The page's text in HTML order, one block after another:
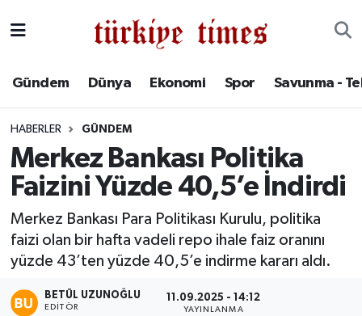
Gündem Dünya Ekonomi Spor Savunma -
HABERLER GÜNDEM
Merkez Bankası Politika
Faizini Yüzde 40,5’e İndirdi
Merkez Bankası Para Politikası Kurulu, politika
faizi olan bir hafta vadeli repo ihale faiz oranını
yüzde 43’ten yüzde 40,5’e indirme kararı aldı.
BETÜL UZUNOĞLU
EDITÖR
11.09.2025 - 14:12
YAYINLANMA
Spor
Savunma - Teknoloji
Kültür - Sanat
Yaşam
Süper Lig Puan Durumu ve Fikstür
Tüm Manşetler
Son Dakika Haberleri
Haber Arşivi